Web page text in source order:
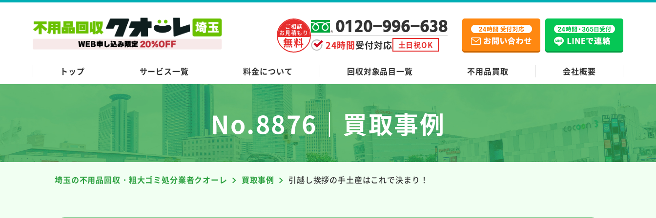
ご相談
お見積もり
無料
0120-996-638
24時間受付対応 土日祝OK
トップ サービス一覧 料金について 回収対象品目一覧 不用品買取 会社概要
No.8876｜買取事例
埼玉の不用品回収・粗大ゴミ処分業者クオーレ 買取事例 引越し挨拶の手土産はこれで決まり！